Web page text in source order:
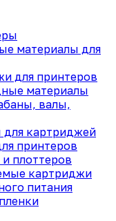
материалы для
для принтеров
материалы
валы,
картриджей
принтеров
плоттеров
картриджи
питания